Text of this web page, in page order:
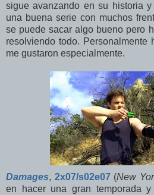
sigue avanzando en su historia
una buena serie con muchos
se puede sacar algo bueno pero
resolviendo todo. Personalmente
me gustaron especialmente.
Damages, 2x07/s02e07(New
en hacer una gran temporada